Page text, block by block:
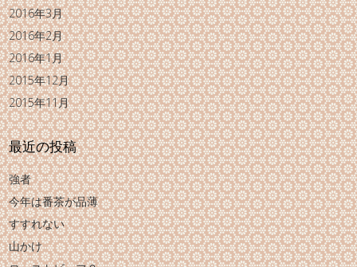
2016年3月
2016年2月
2016年1月
2015年12月
2015年11月
最近の投稿
強者
今年は番茶が品薄
すすれない
山かけ